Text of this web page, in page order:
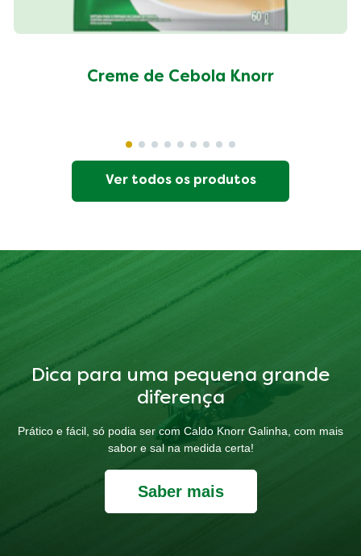
Creme de Cebola Knorr
Ver todos os produtos
Dica para uma pequena grande
diferença
Prático e fácil, só podia ser com Caldo Knorr Galinha, com mais
sabor e sal na medida certa!
Saber mais